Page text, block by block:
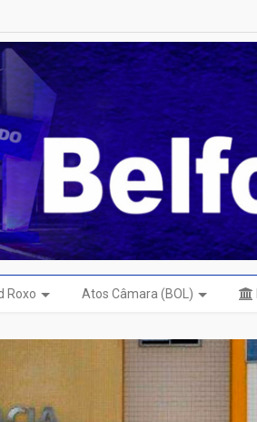
Roxo Atos Câmara (BOL)